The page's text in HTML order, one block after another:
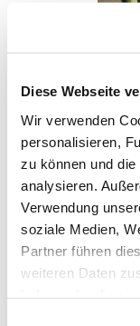
Diese Webseite
Wir verwenden
personalisieren,
zu können und
analysieren.
Verwendung
soziale Medien,
Partner führen
weiteren Daten
zum ersten Mal
Liter Honig!
Bienenstöcke.
gebaut werden,
verarbeitet und
wird dann
werden können.
Es sind schöne
Region, in die